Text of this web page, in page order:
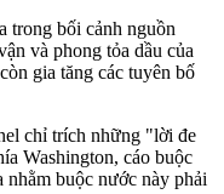
trong bối cảnh nguồn
và phong tỏa dầu của
gia tăng các tuyên bố
chỉ trích những "lời đe
Washington, cáo buộc
buộc nước này phải